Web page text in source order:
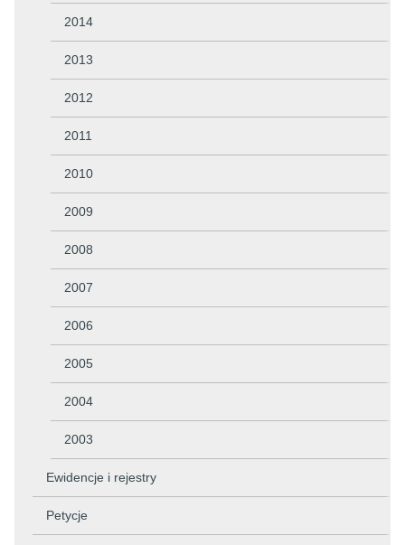
2014
2013
2012
2011
2010
2009
2008
2007
2006
2005
2004
2003
Ewidencje i rejestry
Petycje